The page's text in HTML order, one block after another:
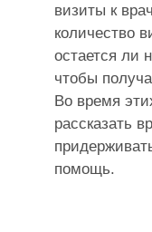
визиты к
количество
остается ли
чтобы
Во время
рассказать
помощь.